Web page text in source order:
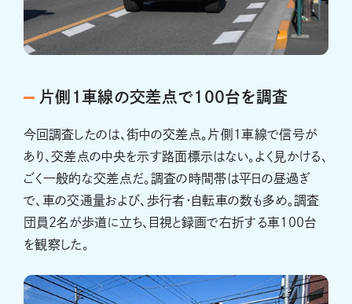
片側1車線の交差点で100台を調査
今回調査したのは、街中の交差点。片側1車線で信号が
あり、交差点の中央を示す路面標示はない。よく見かける、
ごく一般的な交差点だ。調査の時間帯は平日の昼過ぎ
で、車の交通量および、歩行者・自転車の数も多め。調査
団員2名が歩道に立ち、目視と録画で右折する車100台
を観察した。